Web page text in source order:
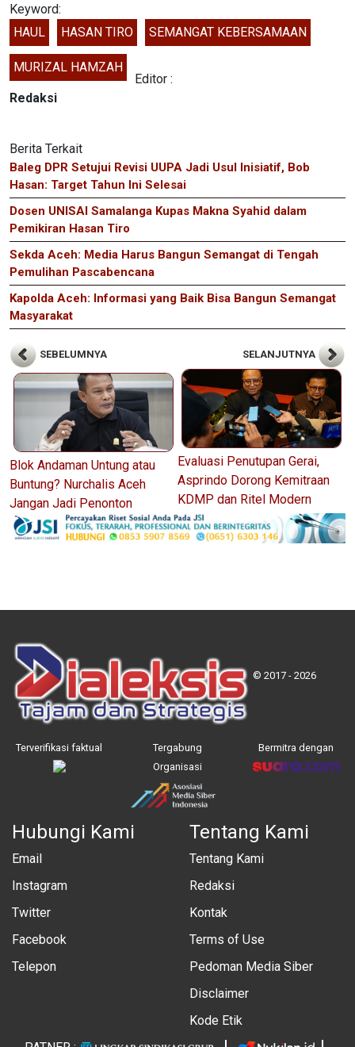
Keyword:
HAUL
HASAN TIRO SEMANGAT KEBERSAMAAN
MURIZAL HAMZAH
Editor :
Redaksi
Berita Terkait
Baleg DPR Setujui Revisi UUPA Jadi Usul Inisiatif, Bob
Hasan: Target Tahun Ini Selesai
Dosen UNISAI Samalanga Kupas Makna Syahid dalam
Pemikiran Hasan Tiro
Sekda Aceh: Media Harus Bangun Semangat di Tengah
Pemulihan Pascabencana
Kapolda Aceh: Informasi yang Baik Bisa Bangun Semangat
Masyarakat
SEBELUMNYA
Blok Andaman Untung atau
Buntung? Nurchalis Aceh
Jangan Jadi Penonton
SELANJUTNYA
Evaluasi Penutupan Gerai,
Asprindo Dorong Kemitraan
KDMP dan Ritel Modern
© 2017 - 2026
Terverifikasi faktual
Tergabung
Organisasi
Bermitra dengan
Hubungi Kami
Email
Instagram
Twitter
Facebook
Telepon
Tentang Kami
Tentang Kami
Redaksi
Kontak
Terms of Use
Pedoman Media Siber
Disclaimer
Kode Etik